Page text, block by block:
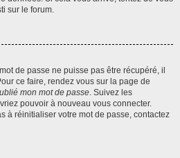
sur le forum.
de passe ne puisse pas être récupéré, il
ce faire, rendez vous sur la page de
mon mot de passe. Suivez les
pouvoir à nouveau vous connecter.
à réinitialiser votre mot de passe, contactez